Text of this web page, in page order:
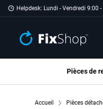
Passer au contenu principal
Helpdesk: Lundi - Vendredi 9:00
Pièces de
Accueil Pièces